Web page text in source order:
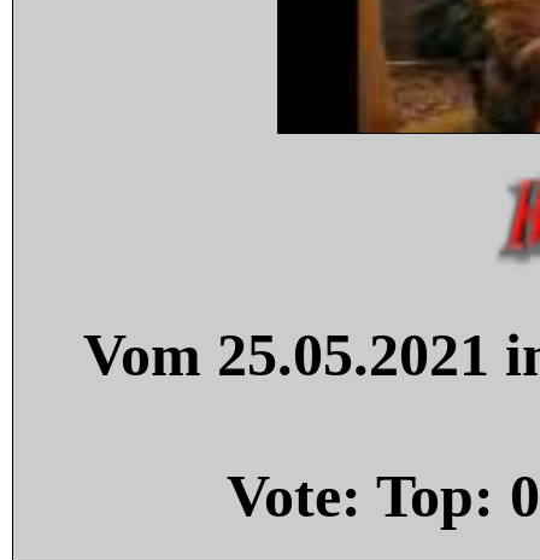
Vom 25.05.2021
Vote: Top: 0